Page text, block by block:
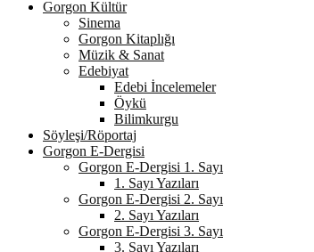
Gorgon Kültür
Sinema
Gorgon Kitaplığı
Müzik & Sanat
Edebiyat
Edebi İncelemeler
Öykü
Bilimkurgu
Söyleşi/Röportaj
Gorgon E-Dergisi
Gorgon E-Dergisi 1. Sayı
1. Sayı Yazıları
Gorgon E-Dergisi 2. Sayı
2. Sayı Yazıları
Gorgon E-Dergisi 3. Sayı
3. Sayı Yazıları